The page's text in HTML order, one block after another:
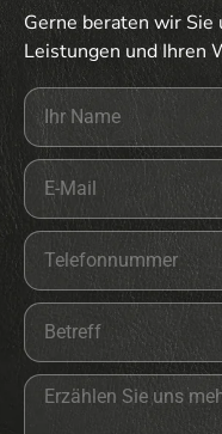
Gerne beraten wir Sie
Leistungen und Ihren